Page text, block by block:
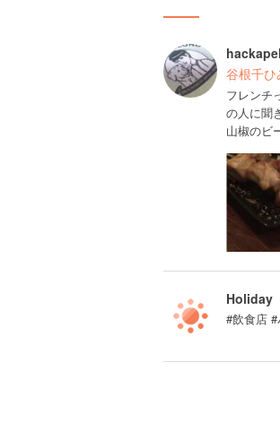
谷根千ひ
フレンチ
の人に聞
山椒のビ
Holiday
#飲食店